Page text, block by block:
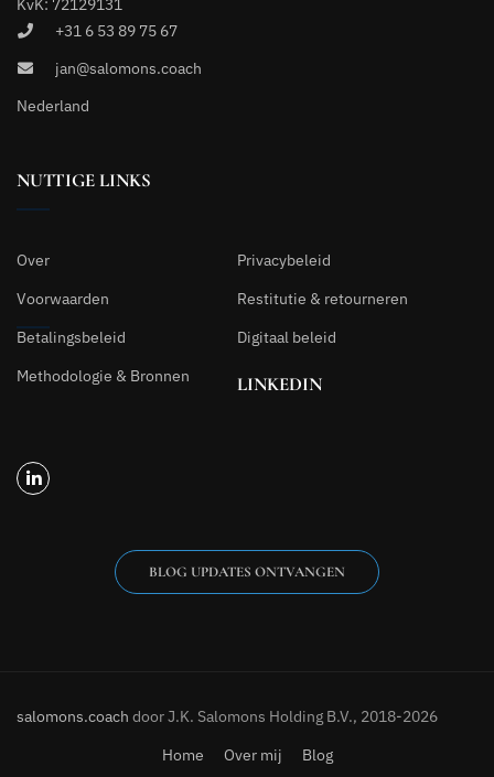
KvK: 72129131
+31 6 53 89 75 67
jan@salomons.coach
Nederland
NUTTIGE LINKS
Over
Privacybeleid
Voorwaarden
Restitutie & retourneren
Betalingsbeleid
Digitaal beleid
Methodologie & Bronnen
LINKEDIN
BLOG UPDATES ONTVANGEN
salomons.coach door J.K. Salomons Holding B.V., 2018-2026
Home
Over mij Blog